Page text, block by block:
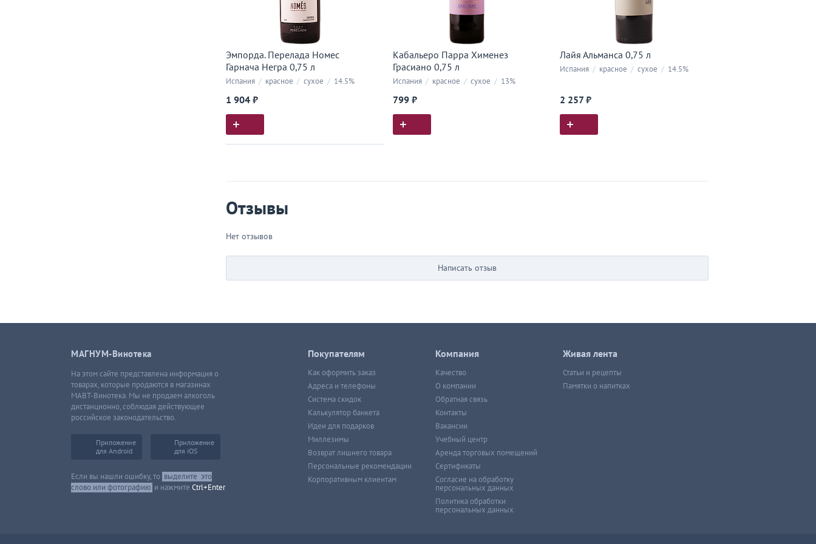
Эмпорда. Перелада Номес
Гарнача Негра 0,75 л
Испания / красное / сухое / 14.5%
1 904 ₽
Кабальеро Парра Хименез
Грасиано 0,75 л
Испания / красное / сухое / 13%
799 ₽
Лайя Альманса 0,75 л
Испания / красное / сухое / 14.5%
2 257 ₽
Отзывы
Нет отзывов
Написать отзыв
МАГНУМ-Винотека
На этом сайте представлена информация о
товарах, которые продаются в магазинах
МАВТ-Винотека. Мы не продаем алкоголь
дистанционно, соблюдая действующее
российское законодательство.
Приложение
для Android
Приложение
для iOS
Если вы нашли ошибку, то выделите это
слово или фотографию и нажмите Ctrl+Enter
Покупателям
Как оформить заказ
Адреса и телефоны
Система скидок
Калькулятор банкета
Идеи для подарков
Миллезимы
Возврат лишнего товара
Персональные рекомендации
Корпоративным клиентам
Компания
Качество
О компании
Обратная связь
Контакты
Вакансии
Учебный центр
Аренда торговых помещений
Сертификаты
Согласие на обработку
персональных данных
Политика обработки
персональных данных
Живая лента
Статьи и рецепты
Памятки о напитках